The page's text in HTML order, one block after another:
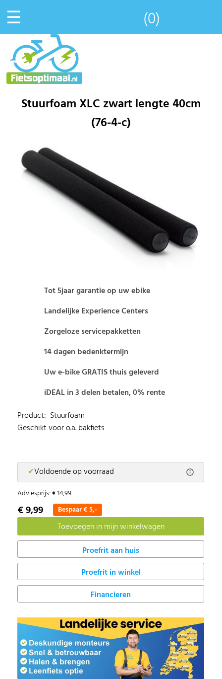
☰ (0)
Stuurfoam XLC zwart lengte 40cm
(76-4-c)
Tot 5jaar garantie op uw ebike
Landelijke Experience Centers
Zorgeloze servicepakketten
14 dagen bedenktermijn
Uw e-bike GRATIS thuis geleverd
iDEAL in 3 delen betalen, 0% rente
Product: Stuurfoam
Geschikt voor o.a. bakfiets
✔Voldoende op voorraad
Adviesprijs:€ 14,99
€ 9,99 Bespaar € 5,-
Proefrit in winkel
Financieren